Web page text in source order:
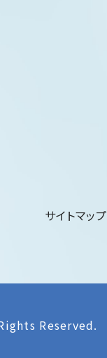
サイトマップ
Reserved.